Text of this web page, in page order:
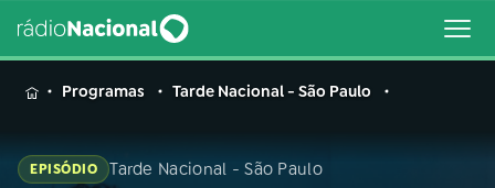
MENUProgramas Tarde Nacional - São Paulo
EPISÓDIO Tarde Nacional - São Paulo